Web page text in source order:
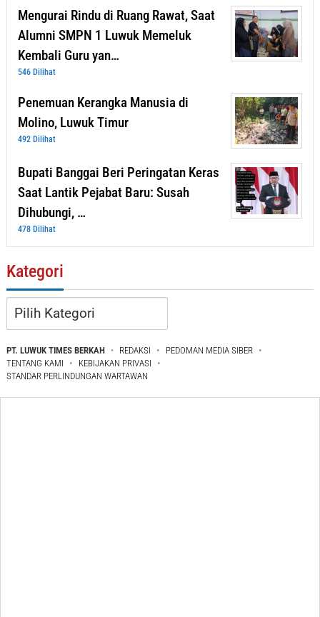
Mengurai Rindu di Ruang Rawat, Saat
Alumni SMPN 1 Luwuk Memeluk
Kembali Guru yan…
546 Dilihat
Penemuan Kerangka Manusia di
Molino, Luwuk Timur
492 Dilihat
Bupati Banggai Beri Peringatan Keras
Saat Lantik Pejabat Baru: Susah
Dihubungi, …
478 Dilihat
Kategori
Kategori
PT. LUWUK TIMES BERKAH REDAKSI
PEDOMAN MEDIA SIBER
TENTANG KAMI
KEBIJAKAN PRIVASI
STANDAR PERLINDUNGAN WARTAWAN